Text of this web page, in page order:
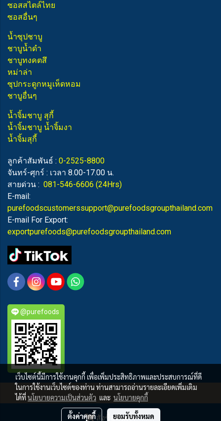
สั่งซื้อสินค้า
ซอสสไตล์ไทย
ซอสอื่นๆ
น้ำซุปชาบู
ชาบูน้ำดำ
ชาบูทงคตสึ
หม่าล่า
ซุปกระดูกหมูเห็ดหอม
ชาบูอื่นๆ
น้ำจิ้มชาบู สุกี้
น้ำจิ้มชาบู น้ำจิ้มงา
น้ำจิ้มสุกี้
ลูกค้าสัมพันธ์ : 0-2525-8800
จันทร์-ศุกร์ : เวลา 8.00-17.00 น.
สายด่วน : 081-546-6606 (24Hrs)
E-mail:
purefoodscustomerssupport@purefoodsgroupthailand.com
E-mail For Export:
exportpurefoods@purefoodsgroupthailand.com
@purefoods
PUREFOODS
ผู้เข้าชมวันนี้
6,063
เว็บไซต์นี้มีการใช้งานคุกกี้ เพื่อเพิ่มประสิทธิภาพและประสบการณ์ที่ดี
ในการใช้งานเว็บไซต์ของท่าน ท่านสามารถอ่านรายละเอียดเพิ่มเติม
ได้ที่นโยบายความเป็นส่วนตัว และ นโยบายคุกกี้
ตั้งค่าคุกกี้ ยอมรับทั้งหมด